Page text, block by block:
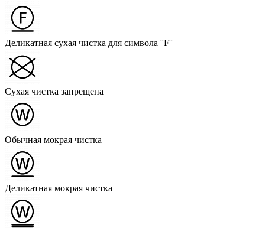
Деликатная сухая чистка для символа ''F''
Сухая чистка запрещена
Обычная мокрая чистка
Деликатная мокрая чистка